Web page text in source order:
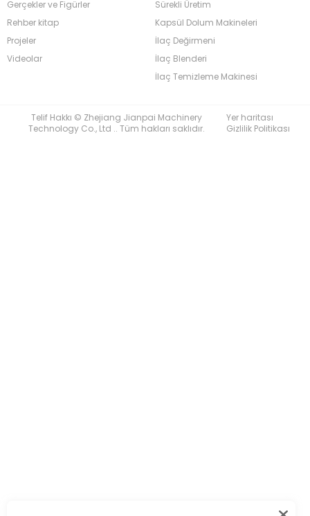
Gerçekler ve Figürler
Rehber kitap
Projeler
Videolar
Sürekli Üretim
Kapsül Dolum Makineleri
İlaç Değirmeni
İlaç Blenderi
İlaç Temizleme Makinesi
Telif Hakkı © Zhejiang Jianpai Machinery
Technology Co., Ltd .. Tüm hakları saklıdır.
Yer haritası
Gizlilik Politikası